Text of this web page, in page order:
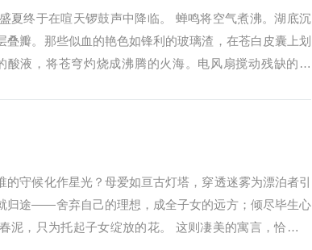
夏终于在喧天锣鼓声中降临。 蝉鸣将空气煮沸。湖底沉
瓣。那些似血的艳色如锋利的玻璃渣，在苍白皮囊上划
液，将苍穹灼烧成沸腾的火海。电风扇搅动残缺的光
守候化作星光？母爱如亘古灯塔，穿透迷雾为漂泊者引
归途——舍弃自己的理想，成全子女的远方；倾尽毕生心
泥，只为托起子女绽放的花。 这则凄美的寓言，恰似对